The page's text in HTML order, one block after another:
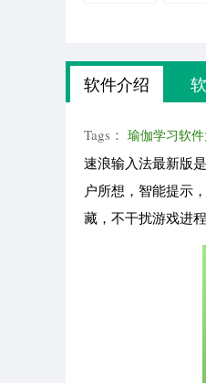
软件介绍
Tags： 瑜伽学习软
速浪输入法最新版
户所想，智能提示
藏，不干扰游戏进程